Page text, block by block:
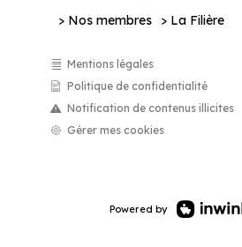
> Nos membres > La Filière
Mentions légales
Politique de confidentialité
Notification de contenus illicites
Gérer mes cookies
Powered by